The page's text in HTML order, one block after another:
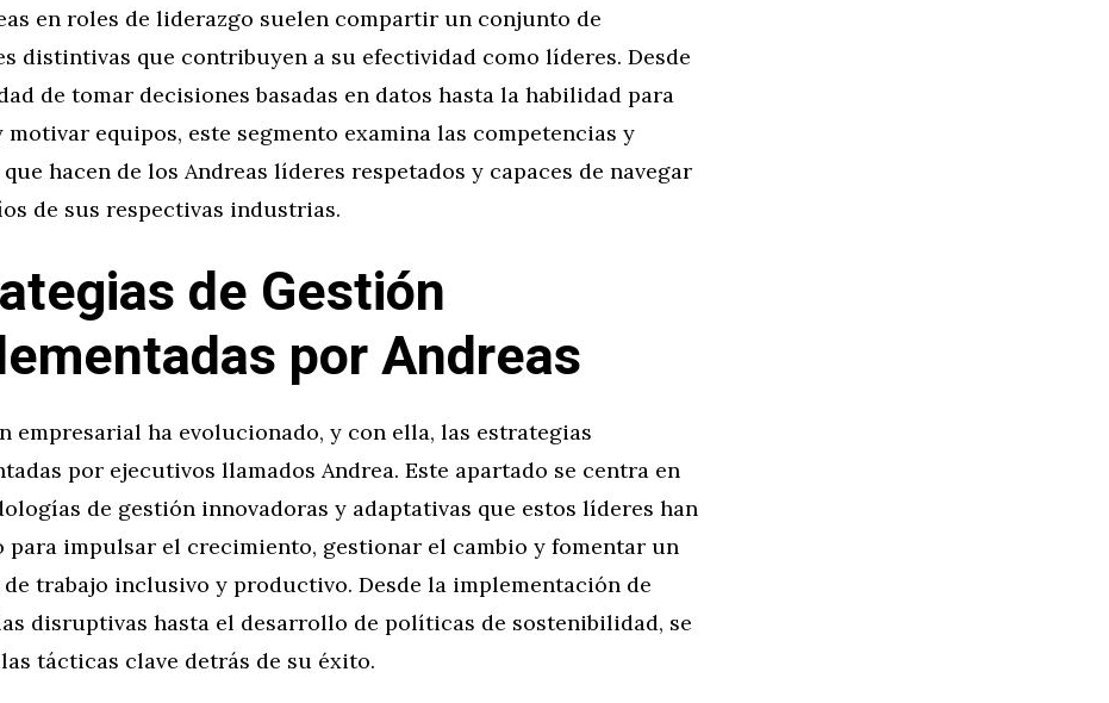
en roles de liderazgo suelen compartir un conjunto de
distintivas que contribuyen a su efectividad como líderes. Desde
de tomar decisiones basadas en datos hasta la habilidad para
equipos, este segmento examina las competencias y
hacen de los Andreas líderes respetados y capaces de navegar
de sus respectivas industrias.
de Gestión
por Andreas
empresarial ha evolucionado, y con ella, las estrategias
por ejecutivos llamados Andrea. Este apartado se centra en
de gestión innovadoras y adaptativas que estos líderes han
para impulsar el crecimiento, gestionar el cambio y fomentar un
de trabajo inclusivo y productivo. Desde la implementación de
disruptivas hasta el desarrollo de políticas de sostenibilidad, se
tácticas clave detrás de su éxito.